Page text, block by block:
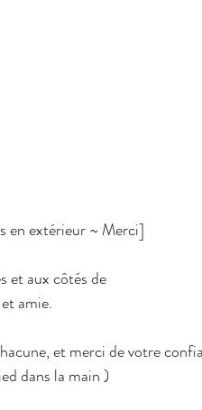
en extérieur ~ Merci]
et aux côtés de
amie.
et merci de votre
dans la main )